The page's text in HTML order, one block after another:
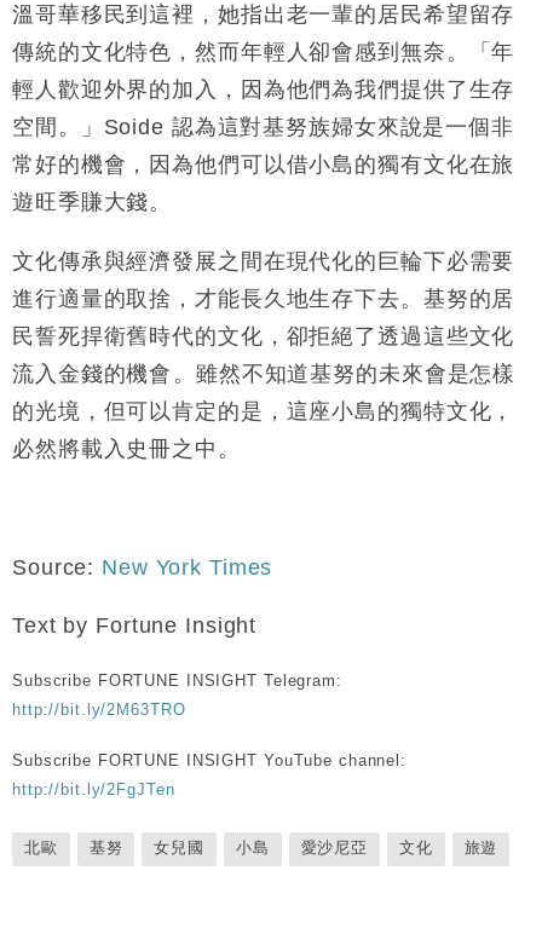
溫哥華移民到這裡，她指出老一輩的居民希望留存
傳統的文化特色，然而年輕人卻會感到無奈。「年
輕人歡迎外界的加入，因為他們為我們提供了生存
空間。」Soide 認為這對基努族婦女來說是一個非
常好的機會，因為他們可以借小島的獨有文化在旅
遊旺季賺大錢。
文化傳承與經濟發展之間在現代化的巨輪下必需要
進行適量的取捨，才能長久地生存下去。基努的居
民誓死捍衛舊時代的文化，卻拒絕了透過這些文化
流入金錢的機會。雖然不知道基努的未來會是怎樣
的光境，但可以肯定的是，這座小島的獨特文化，
必然將載入史冊之中。
Source: New York Times
Text by Fortune Insight
Subscribe FORTUNE INSIGHT Telegram:
http://bit.ly/2M63TRO
Subscribe FORTUNE INSIGHT YouTube channel:
http://bit.ly/2FgJTen
北歐 基努 女兒國 小島 愛沙尼亞 文化 旅遊